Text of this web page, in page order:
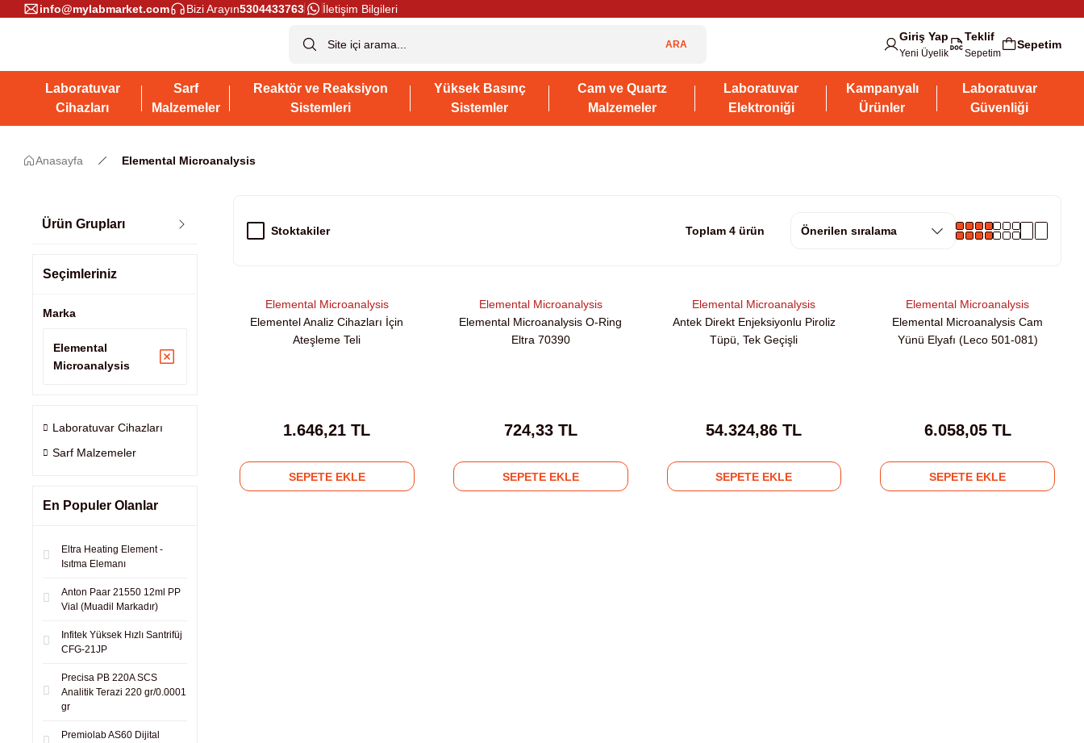
info@mylabmarket.com Bizi Arayın5304433763 İletişim Bilgileri
ARA
Giriş Yap
Yeni Üyelik
Teklif
Sepetim
Sepetim
Laboratuvar
Cihazları
Sarf
Malzemeler
Reaktör ve Reaksiyon
Sistemleri
Yüksek Basınç
Sistemler
Cam ve Quartz
Malzemeler
Laboratuvar
Elektroniği
Kampanyalı
Ürünler
Laboratuvar
Güvenliği
Anasayfa Elemental Microanalysis
Ürün Grupları
Seçimleriniz
Marka
Elemental
Microanalysis
Laboratuvar Cihazları
Sarf Malzemeler
En Populer Olanlar
Eltra Heating Element -
Isıtma Elemanı
Anton Paar 21550 12ml PP
Vial (Muadil Markadır)
Infitek Yüksek Hızlı Santrifüj
CFG-21JP
Precisa PB 220A SCS
Analitik Terazi 220 gr/0.0001
gr
Premiolab AS60 Dijital
Stoktakiler Toplam 4 ürün
Elemental Microanalysis
Elementel Analiz Cihazları İçin
Ateşleme Teli
1.646,21 TL
SEPETE EKLE
Elemental Microanalysis
Elemental Microanalysis O-Ring
Eltra 70390
724,33 TL
SEPETE EKLE
Elemental Microanalysis
Antek Direkt Enjeksiyonlu Piroliz
Tüpü, Tek Geçişli
54.324,86 TL
SEPETE EKLE
Elemental Microanalysis
Elemental Microanalysis Cam
Yünü Elyafı (Leco 501-081)
6.058,05 TL
SEPETE EKLE